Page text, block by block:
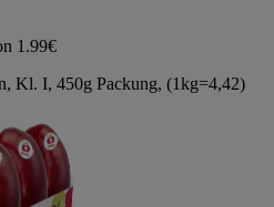
1.99€
Kl. I, 450g Packung, (1kg=4,42)